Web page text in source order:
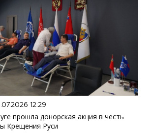
12:29
прошла донорская акция в честь
Крещения Руси